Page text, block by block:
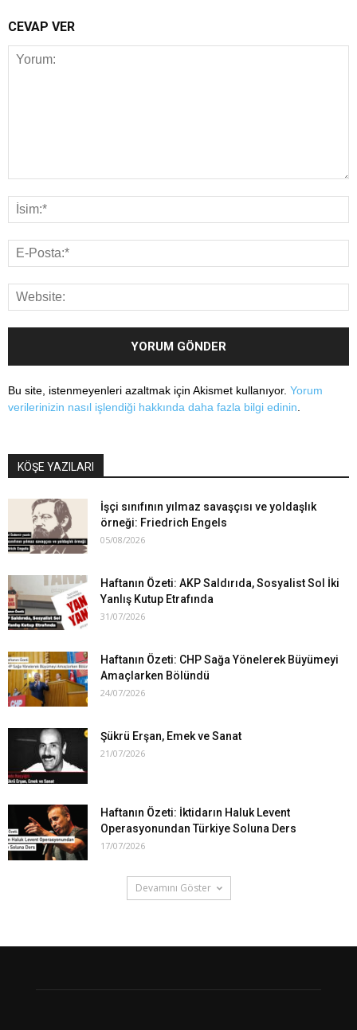
CEVAP VER
Bu site, istenmeyenleri azaltmak için Akismet kullanıyor. Yorum
verilerinizin nasıl işlendiği hakkında daha fazla bilgi edinin
KÖŞE YAZILARI
İşçi sınıfının yılmaz savaşçısı ve yoldaşlık
örneği: Friedrich Engels
05/08/2026
Haftanın Özeti: AKP Saldırıda, Sosyalist Sol İki
Yanlış Kutup Etrafında
31/07/2026
Haftanın Özeti: CHP Sağa Yönelerek Büyümeyi
Amaçlarken Bölündü
24/07/2026
Şükrü Erşan, Emek ve Sanat
21/07/2026
Haftanın Özeti: İktidarın Haluk Levent
Operasyonundan Türkiye Soluna Ders
17/07/2026
Devamını Göster